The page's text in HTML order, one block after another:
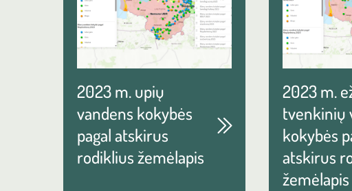
2023 m. upių
vandens kokybės
pagal atskirus
rodiklius žemėlapis
2023 m.
tvenkinių
kokybės
atskirus
žemėlapis